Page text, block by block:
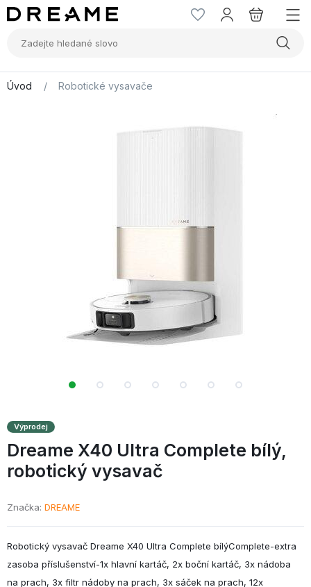
Úvod / Robotické vysavače
Výprodej
Dreame X40 Ultra Complete bílý,
robotický vysavač
Značka DREAME
Robotický vysavač Dreame X40 Ultra Complete bílýComplete-extra
zasoba příslušenství-1x hlavní kartáč, 2x boční kartáč, 3x nádoba
na prach, 3x filtr nádoby na prach, 3x sáček na prach, 12x